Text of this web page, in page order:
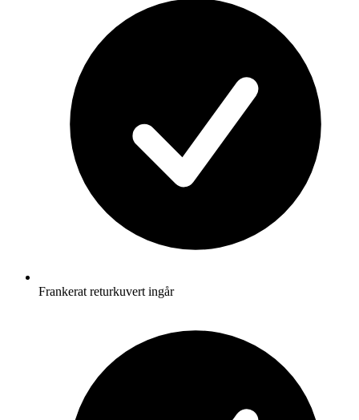
Frankerat returkuvert ingår